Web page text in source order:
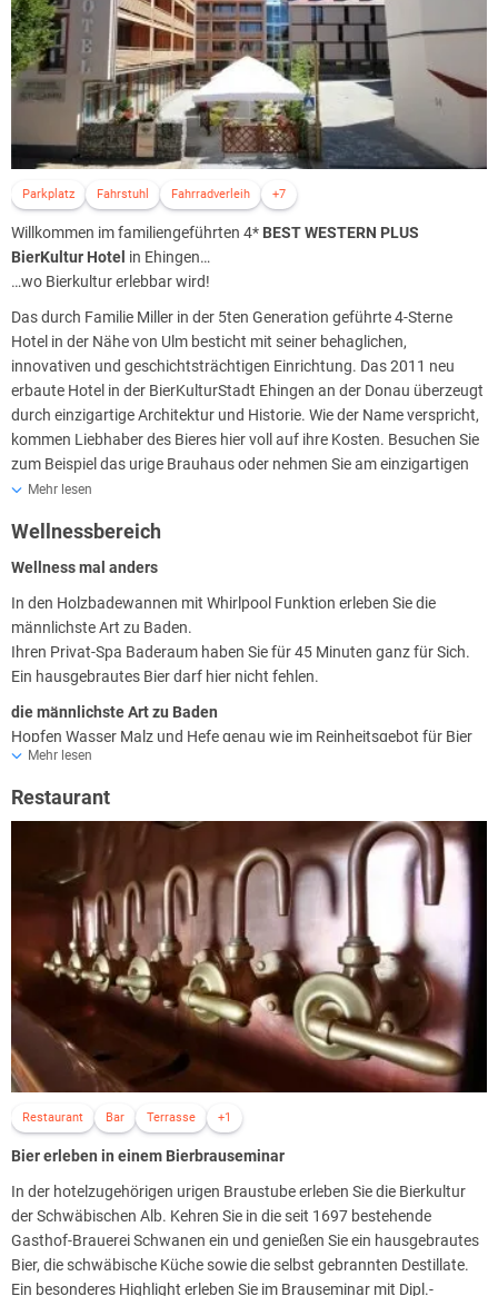
Parkplatz Fahrstuhl Fahrradverleih +7
Willkommen im familiengeführten 4* BEST WESTERN PLUS
BierKultur Hotel in Ehingen…
…wo Bierkultur erlebbar wird!
Das durch Familie Miller in der 5ten Generation geführte 4-Sterne
Hotel in der Nähe von Ulm besticht mit seiner behaglichen,
innovativen und geschichtsträchtigen Einrichtung. Das 2011 neu
erbaute Hotel in der BierKulturStadt Ehingen an der Donau überzeugt
durch einzigartige Architektur und Historie. Wie der Name verspricht,
kommen Liebhaber des Bieres hier voll auf ihre Kosten. Besuchen Sie
zum Beispiel das urige Brauhaus oder nehmen Sie am einzigartigen
Brauseminar teil.
Das Hotel bittet um Mitteilung, wenn die Anreise nach 18Uhr
Frühstückszeiten:MO-FR 06:30 - 09:30 Uhr & SA, SO + feiertags
07:30-10:30 Uhr
Parkplätze je nach Verfügbarkeit / ohne Vorreservierung für 7 Euro
Anfahrtstipp: Lindenstraße als Eingabe im Navigationsgerät eingeben!
Mehr lesen
Wellnessbereich
Wellness mal anders
In den Holzbadewannen mit Whirlpool Funktion erleben Sie die
männlichste Art zu Baden.
Ihren Privat-Spa Baderaum haben Sie für 45 Minuten ganz für Sich.
Ein hausgebrautes Bier darf hier nicht fehlen.
die männlichste Art zu Baden
Hopfen Wasser Malz und Hefe genau wie im Reinheitsgebot für Bier
die Zutaten der Bier-Bäder.
füllen den Raum mit wohltuenden Gerüchen.
Bierhefe steckt voller wichtiger Nährstoffe welche schon in der Antike
als Schönheitsmittel sehr beliebt war. Gerade das B Vitamin Biotin ist
als Anti-Aging Booster für die Haut bekannt.
Mehr lesen
Restaurant
Restaurant Bar Terrasse +1
Bier erleben in einem Bierbrauseminar
In der hotelzugehörigen urigen Braustube erleben Sie die Bierkultur
der Schwäbischen Alb. Kehren Sie in die seit 1697 bestehende
Gasthof-Brauerei Schwanen ein und genießen Sie ein hausgebrautes
Bier, die schwäbische Küche sowie die selbst gebrannten Destillate.
Ein besonderes Highlight erleben Sie im Brauseminar mit Dipl.-